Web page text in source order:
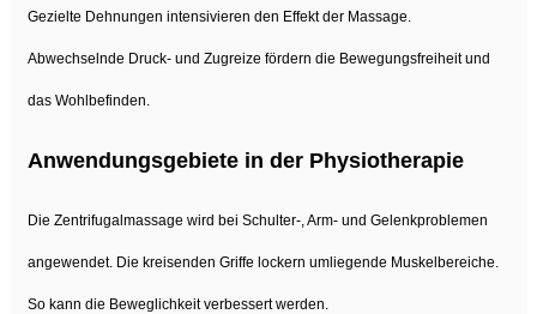
Gezielte Dehnungen intensivieren den Effekt der Massage.
Abwechselnde Druck- und Zugreize fördern die Bewegungsfreiheit und
das Wohlbefinden.
Anwendungsgebiete in der Physiotherapie
Die Zentrifugalmassage wird bei Schulter-, Arm- und Gelenkproblemen
angewendet. Die kreisenden Griffe lockern umliegende Muskelbereiche.
So kann die Beweglichkeit verbessert werden.